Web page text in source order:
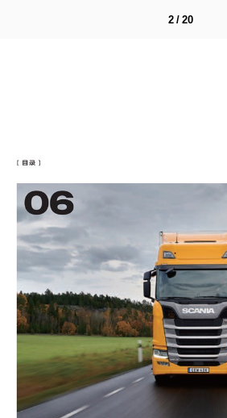
2 / 20